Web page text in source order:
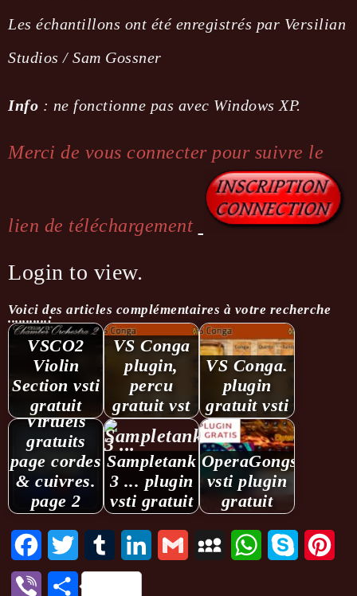
Les échantillons ont été enregistrés par Versilian
Studios / Sam Gossner
Info : ne fonctionne pas avec Windows XP.
Merci de vous connecter pour suivre le
lien de téléchargement
Login to view.
Voici des articles complémentaires à votre recherche
...........:
VSCO2
Violin
Section vsti
gratuit
VS Conga
plugin,
percu
gratuit vst
VS Conga.
plugin
gratuit vsti
Instruments
Virtuels
gratuits
page cordes
& cuivres.
page 2
Sampletank
3 ... plugin
vsti gratuit
OperaGongs.
vsti plugin
gratuit
FacebookTwitter Tumblr LinkedInGmail MySpaceWhatsAppSkype
Viber Partager